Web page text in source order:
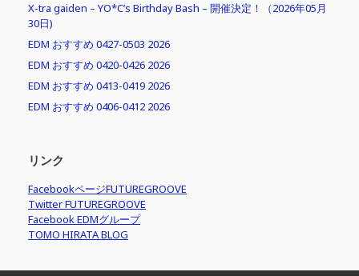
X-tra gaiden – YO*C’s Birthday Bash – 開催決定！（2026年05月
30日)
EDM おすすめ 0427-0503 2026
EDM おすすめ 0420-0426 2026
EDM おすすめ 0413-0419 2026
EDM おすすめ 0406-0412 2026
リンク
FacebookページFUTUREGROOVE
Twitter FUTUREGROOVE
Facebook EDMグループ
TOMO HIRATA BLOG